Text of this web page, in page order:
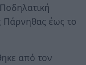
Πάρνηθας έως το
από τον